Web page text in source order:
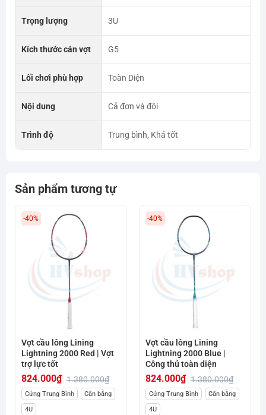
Trọng lượng 3U
Kích thước cán vợt G5
Lối chơi phù hợp Toàn Diện
Nội dung Cả đơn và đôi
Trình độ Trung bình, Khá tốt
Sản phẩm tương tự
-40%
Vợt cầu lông Lining
Lightning 2000 Red | Vợt
trợ lực tốt
1.380.000₫
Giá
gốc
824.000₫
Giá
hiện
Cứng Trung Bình
Cân bằng
4U
-40%
Vợt cầu lông Lining
Lightning 2000 Blue |
Công thủ toàn diện
1.380.000₫
Giá
gốc
824.000₫
Giá
hiện
Cứng Trung Bình
Cân bằng
4U